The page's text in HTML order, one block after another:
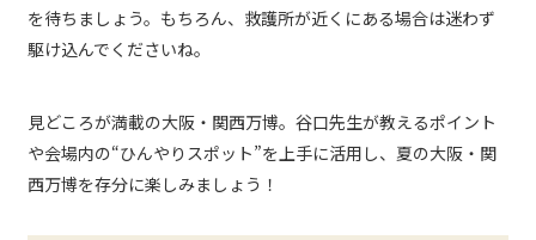
を待ちましょう。もちろん、救護所が近くにある場合は迷わず
駆け込んでくださいね。
見どころが満載の大阪・関西万博。谷口先生が教えるポイント
や会場内の“ひんやりスポット”を上手に活用し、夏の大阪・関
西万博を存分に楽しみましょう！